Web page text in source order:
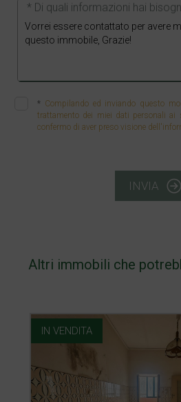
* Di quali informazioni hai
* Compilando ed inviando questo
trattamento dei miei dati personali ai
confermo di aver preso visione
INVIA
Altri immobili che
IN VENDITA